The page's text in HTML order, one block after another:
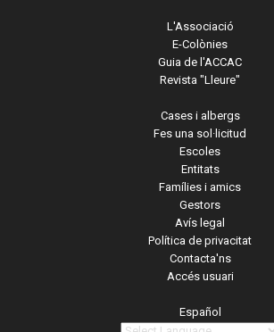
L'Associació
E-Colònies
Guia de l'ACCAC
Revista "Lleure"
Cases i albergs
Fes una sol·licitud
Escoles
Entitats
Famílies i amics
Gestors
Avís legal
Política de privacitat
Contacta'ns
Accés usuari
Español